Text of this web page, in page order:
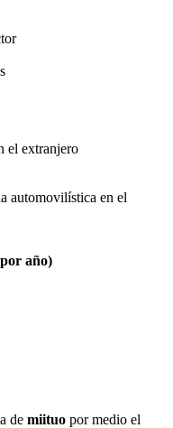
el extranjero
automovilística en el
año)
de miituo por medio el